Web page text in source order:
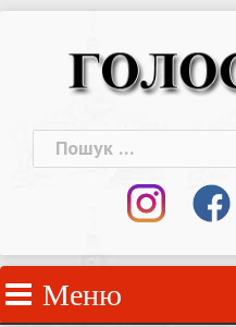
Пошук:
Меню